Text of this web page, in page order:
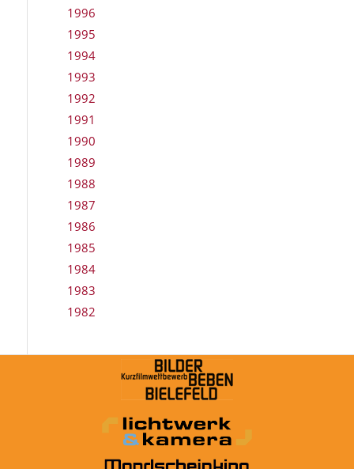
1996
1995
1994
1993
1992
1991
1990
1989
1988
1987
1986
1985
1984
1983
1982